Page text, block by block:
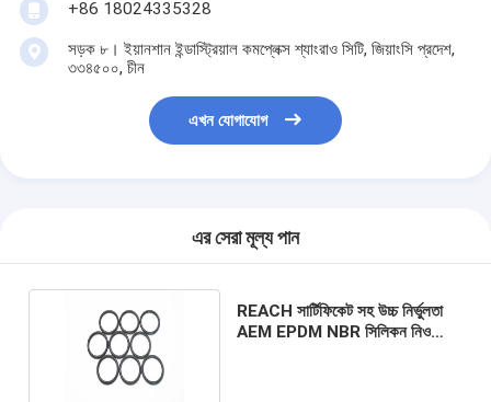
+86 18024335328
সড়ক ৮। ইয়ানশান ইন্ডাস্ট্রিয়াল কমপ্লেক্স শ্যাংরাও সিটি, জিয়াংসি প্রদেশ,
৩৩৪৫০০, চীন
এখন যোগাযোগ
এর সেরা মূল্য পান
REACH সার্টিফিকেট সহ উচ্চ নির্ভুলতা
AEM EPDM NBR সিলিকন নিওপ্রেন